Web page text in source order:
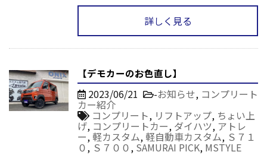
詳しく見る
【デモカーのお色直し】
2023/06/21 -お知らせ, コンプリート
カー紹介
コンプリート, リフトアップ, ちょい上
げ, コンプリートカー, ダイハツ, アトレ
ー, 軽カスタム, 軽自動車カスタム, Ｓ７１
０, Ｓ７００, SAMURAI PICK, MSTYLE